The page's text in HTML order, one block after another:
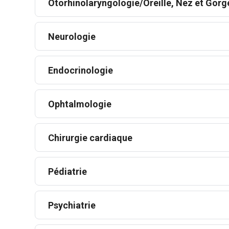
Otorhinolaryngologie/Oreille, Nez et
Neurologie
Endocrinologie
Ophtalmologie
Chirurgie cardiaque
Pédiatrie
Psychiatrie